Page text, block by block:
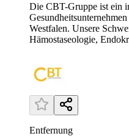
Die CBT-Gruppe ist ein
Westfalen. Unsere
Hämostaseologie,
Entfernung